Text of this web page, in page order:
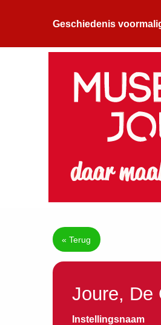
Geschiedenis
« Terug
Joure, De
Instellingsnaam